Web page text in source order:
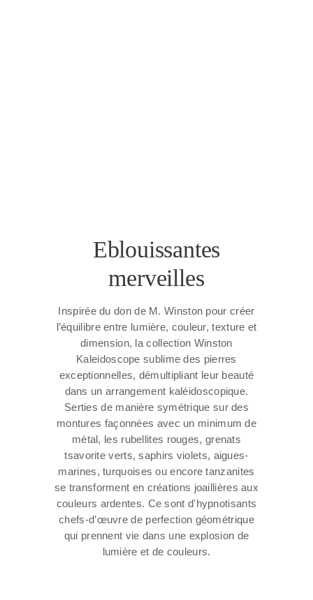
Eblouissantes
merveilles
Inspirée du don de M. Winston pour créer
l’équilibre entre lumière, couleur, texture et
dimension, la collection Winston
Kaleidoscope sublime des pierres
exceptionnelles, démultipliant leur beauté
dans un arrangement kaléidoscopique.
Serties de manière symétrique sur des
montures façonnées avec un minimum de
métal, les rubellites rouges, grenats
tsavorite verts, saphirs violets, aigues-
marines, turquoises ou encore tanzanites
se transforment en créations joaillières aux
couleurs ardentes. Ce sont d'hypnotisants
chefs-d’œuvre de perfection géométrique
qui prennent vie dans une explosion de
lumière et de couleurs.